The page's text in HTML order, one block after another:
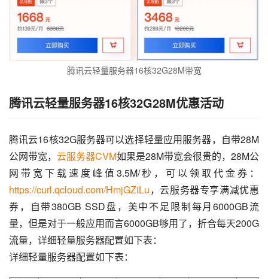
腾讯云轻量服务器16核32G28M带宽
腾讯云轻量服务器16核32G28M优惠活动
腾讯云16核32G服务器可以选择轻量应用服务器，自带28M
公网带宽， 云服务器CVM如果是28M带宽会很贵的，28M公
网带宽下载速度峰值3.5M/秒，可以领取代金券：
https://curl.qcloud.com/HmjGZiLu，云服务器专享满减优惠
券，自带380GB SSD盘，美中不足限制每月6000GB流
量，但是对于一般应用而言6000GB够用了，折合每天200G
流量，详细轻量服务器配置如下表：
详细轻量服务器配置如下表：